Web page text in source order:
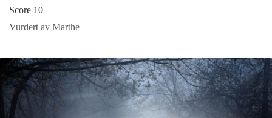
Score 10
Vurdert av Marthe